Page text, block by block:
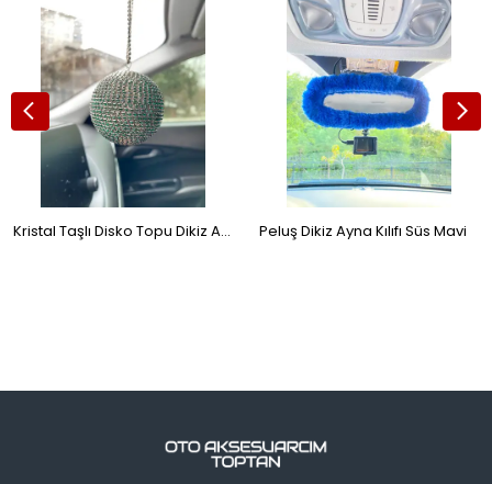
Kristal Taşlı Disko Topu Dikiz Ayna Süsü Küçük 6cm Zümrüt Yeşil Peluş Dikiz Ayna Kılıfı Süs Mavi